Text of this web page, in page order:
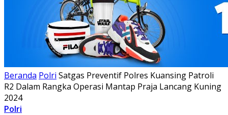
Beranda Polri Satgas Preventif Polres Kuansing Patroli
R2 Dalam Rangka Operasi Mantap Praja Lancang Kuning
2024
Polri